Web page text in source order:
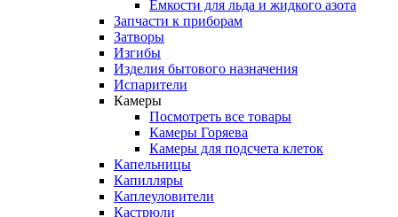
Емкости для льда и жидкого азота
Запчасти к приборам
Затворы
Изгибы
Изделия бытового назначения
Испарители
Камеры
Посмотреть все товары
Камеры Горяева
Камеры для подсчета клеток
Капельницы
Капилляры
Каплеуловители
Кастрюли